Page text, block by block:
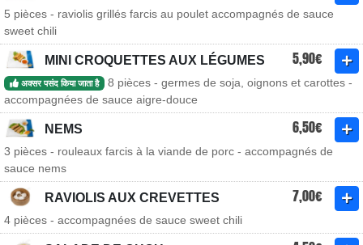
5 pièces - raviolis grillés farcis au poulet accompagnés de sauce
sweet chili
MINI CROQUETTES AUX LÉGUMES 5,90€
अक्सर पसंद किया जाता है
8 pièces - germes de soja, oignons et carottes -
accompagnées de sauce aigre-douce
NEMS 6,50€
3 pièces - rouleaux farcis à la viande de porc - accompagnés de
sauce nems
RAVIOLIS AUX CREVETTES 7,00€
4 pièces - accompagnées de sauce sweet chili